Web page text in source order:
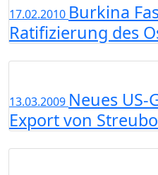
17.02.2010 Burkina
Ratifizierung des
13.03.2009 Neues US-
Export von